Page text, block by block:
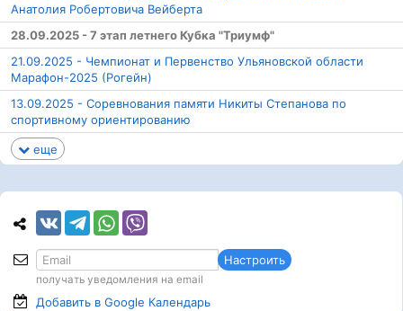
Анатолия Робертовича Вейберта
28.09.2025 - 7 этап летнего Кубка "Триумф"
21.09.2025 - Чемпионат и Первенство Ульяновской области
Марафон-2025 (Рогейн)
13.09.2025 - Соревнования памяти Никиты Степанова по
спортивному ориентированию
еще
Настроить
получать уведомления на email
Добавить в Google Календарь